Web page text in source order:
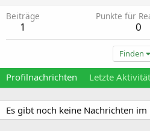
Beiträge
1
Punkte für
0
Finden
Profilnachrichten Letzte Aktivität
Es gibt noch keine Nachrichten